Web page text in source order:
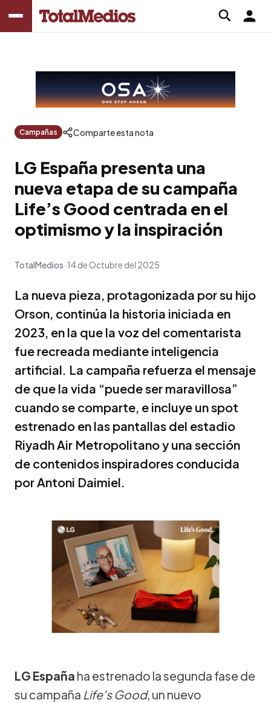
Campañas Comparte esta nota
LG España presenta una
nueva etapa de su campaña
Life’s Good centrada en el
optimismo y la inspiración
TotalMedios 14 de Octubre del 2025
La nueva pieza, protagonizada por su hijo
Orson, continúa la historia iniciada en
2023, en la que la voz del comentarista
fue recreada mediante inteligencia
artificial. La campaña refuerza el mensaje
de que la vida “puede ser maravillosa”
cuando se comparte, e incluye un spot
estrenado en las pantallas del estadio
Riyadh Air Metropolitano y una sección
de contenidos inspiradores conducida
por Antoni Daimiel.
LG España ha estrenado la segunda fase de
su campaña Life's Good, un nuevo